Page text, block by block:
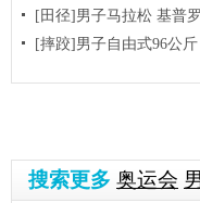
[田径]男子马拉松 基普
[摔跤]男子自由式96公
搜索更多 奥运会